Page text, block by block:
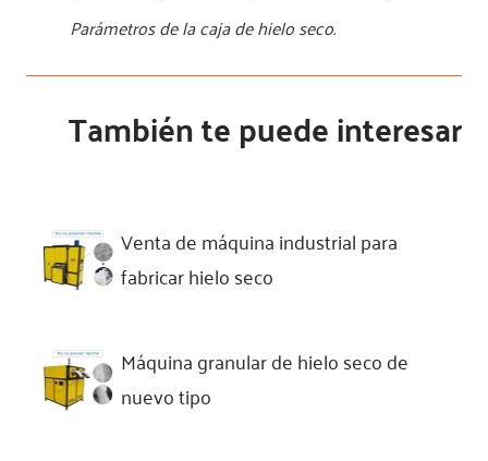
Parámetros de la caja de hielo seco.
También te puede interesar
Venta de máquina industrial para
fabricar hielo seco
Máquina granular de hielo seco de
nuevo tipo